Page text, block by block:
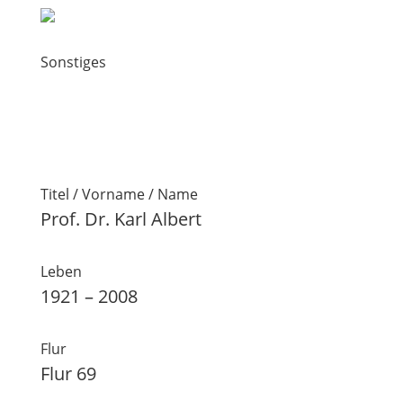
Sonstiges
Titel / Vorname / Name
Prof. Dr. Karl Albert
Leben
1921 – 2008
Flur
Flur 69